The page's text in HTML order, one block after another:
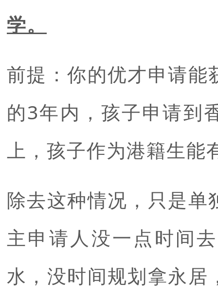
学。
前提：你的优才申请能
的3年内，孩子申请到
上，孩子作为港籍生能
除去这种情况，只是
主申请人没一点时间
水，没时间规划拿永居